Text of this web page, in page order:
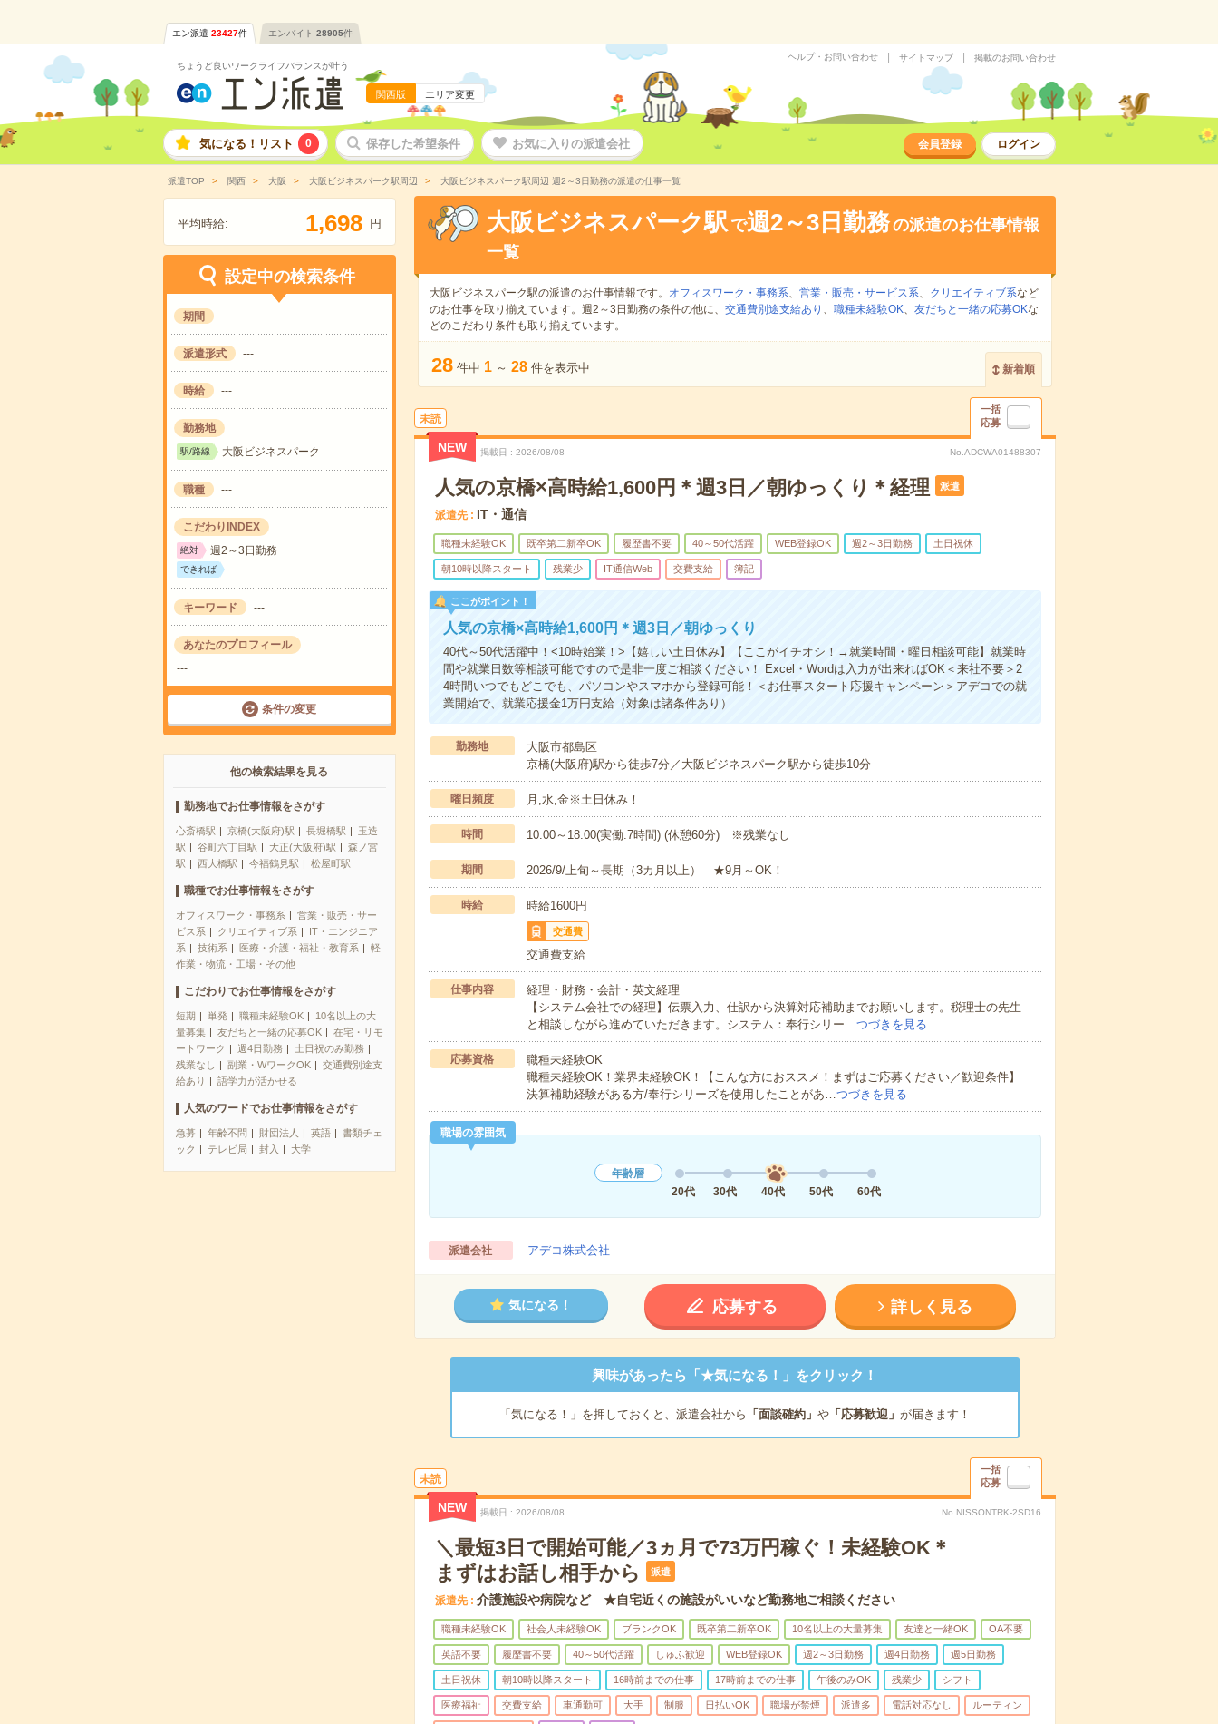
エン派遣 23427件 エンバイト 28905件
ちょうど良いワークライフバランスが叶う
関西版 エリア変更
ヘルプ・お問い合わせ サイトマップ 掲載のお問い合わせ
気になる！リスト 0 保存した希望条件 お気に入りの派遣会社 会員登録 ログイン
派遣TOP 関西 大阪 大阪ビジネスパーク駅周辺 大阪ビジネスパーク駅周辺 週2～3日勤務の派遣の仕事一覧
平均時給: 1,698 円
設定中の検索条件
期間 ---
派遣形式 ---
時給 ---
勤務地
駅/路線 大阪ビジネスパーク
職種 ---
こだわりINDEX
絶対 週2～3日勤務
できれば ---
キーワード ---
あなたのプロフィール
---
条件の変更
他の検索結果を見る
勤務地でお仕事情報をさがす
心斎橋駅 京橋(大阪府)駅 長堀橋駅
玉造
駅
谷町六丁目駅 大正(大阪府)駅
森ノ宮
駅
西大橋駅 今福鶴見駅 松屋町駅
職種でお仕事情報をさがす
オフィスワーク・事務系
営業・販売・サー
ビス系
クリエイティブ系
IT・エンジニア
系
技術系 医療・介護・福祉・教育系
軽
作業・物流・工場・その他
こだわりでお仕事情報をさがす
短期 単発 職種未経験OK
10名以上の大
量募集
友だちと一緒の応募OK
在宅・リモ
ートワーク
週4日勤務
土日祝のみ勤務
残業なし
副業・WワークOK
交通費別途支
給あり
語学力が活かせる
人気のワードでお仕事情報をさがす
急募 年齢不問 財団法人 英語
書類チェ
ック
テレビ局 封入 大学
大阪ビジネスパーク駅 で週2～3日勤務の派遣のお仕事情報
一覧
大阪ビジネスパーク駅の派遣のお仕事情報です。 オフィスワーク・事務系、 営業・販売・サービス系、 クリエイティブ系など
のお仕事を取り揃えています。週2～3日勤務の条件の他に、 交通費別途支給あり 、 職種未経験OK、 友だちと一緒の応募OKな
どのこだわり条件も取り揃えています。
28 件中 1 ～ 28 件を表示中 新着順
未読
一括
応募
NEW 掲載日 2026/08/08 No.ADCWA01488307
人気の京橋×高時給1,600円＊週3日／朝ゆっくり＊経理 派遣
派遣先 IT・通信
職種未経験OK 既卒第二新卒OK 履歴書不要 40～50代活躍 WEB登録OK 週2～3日勤務 土日祝休
朝10時以降スタート 残業少 IT通信Web 交費支給 簿記
ここがポイント！
人気の京橋×高時給1,600円＊週3日／朝ゆっくり
40代～50代活躍中！<10時始業！>【嬉しい土日休み】【ここがイチオシ！→就業時間・曜日相談可能】就業時
間や就業日数等相談可能ですので是非一度ご相談ください！ Excel・Wordは入力が出来ればOK＜来社不要＞2
4時間いつでもどこでも、パソコンやスマホから登録可能！＜お仕事スタート応援キャンペーン＞アデコでの就
業開始で、就業応援金1万円支給（対象は諸条件あり）
勤務地
大阪市都島区
京橋(大阪府)駅から徒歩7分／大阪ビジネスパーク駅から徒歩10分
曜日頻度 月,水,金※土日休み！
時間 10:00～18:00(実働:7時間) (休憩60分) ※残業なし
期間 2026/9/上旬～長期（3カ月以上） ★9月～OK！
時給 時給1600円
交通費
交通費支給
仕事内容
経理・財務・会計・英文経理
【システム会社での経理】伝票入力、仕訳から決算対応補助までお願いします。税理士の先生
と相談しながら進めていただきます。システム：奉行シリー…つづきを見る
応募資格
職種未経験OK
職種未経験OK！業界未経験OK！【こんな方におススメ！まずはご応募ください／歓迎条件】
決算補助経験がある方/奉行シリーズを使用したことがあ…つづきを見る
職場の雰囲気
年齢層
20代
30代 40代 50代 60代
派遣会社 アデコ株式会社
気になる！ 応募する 詳しく見る
興味があったら「★気になる！」をクリック！
「気になる！」を押しておくと、派遣会社から 「面談確約」 や「応募歓迎」 が届きます！
未読
一括
応募
NEW 掲載日 2026/08/08 No.NISSONTRK-2SD16
＼最短3日で開始可能／3ヵ月で73万円稼ぐ！未経験OK＊
まずはお話し相手から
派遣
派遣先 介護施設や病院など ★自宅近くの施設がいいなど勤務地ご相談ください
職種未経験OK 社会人未経験OK ブランクOK 既卒第二新卒OK 10名以上の大量募集 友達と一緒OK OA不要
英語不要 履歴書不要 40～50代活躍 しゅふ歓迎 WEB登録OK 週2～3日勤務 週4日勤務 週5日勤務
土日祝休 朝10時以降スタート 16時前までの仕事 17時前までの仕事 午後のみOK 残業少 シフト
医療福祉 交費支給 車通勤可 大手 制服 日払いOK 職場が禁煙 派遣多 電話対応なし ルーティン